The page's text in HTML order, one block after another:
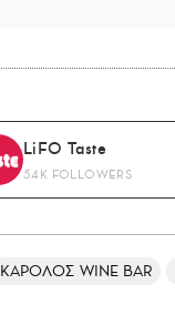
LiFO Taste
54K FOLLOWERS
ΚΑΡΟΛΟΣ WINE BAR